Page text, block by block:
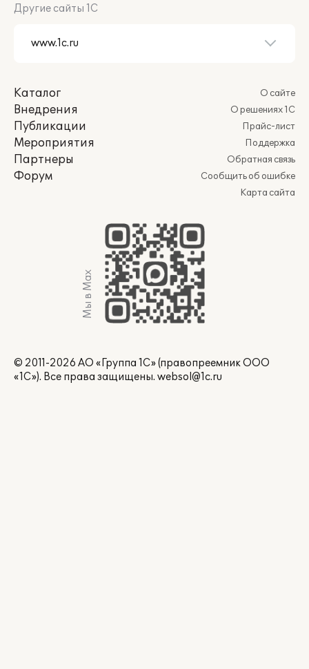
Другие сайты 1С
Каталог
Внедрения
Публикации
Мероприятия
Партнеры
Форум
О сайте
О решениях 1С
Прайс-лист
Поддержка
Обратная связь
Сообщить об ошибке
Карта сайта
Мы в Max
© 2011-2026 АО «Группа 1С» (правопреемник ООО
«1С»). Все права защищены. websol@1c.ru